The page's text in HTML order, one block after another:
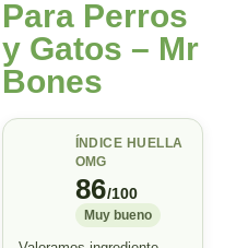
Para Perros
y Gatos – Mr
Bones
ÍNDICE HUELLA
OMG
86/100
Muy bueno